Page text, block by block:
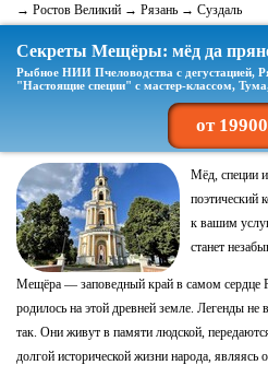
→ Ростов Великий → Рязань → Суздаль
Секреты Мещёры: мёд да
Рыбное НИИ Пчеловодства с дегустацией,
"Настоящие специи" с мастер-классом,
от
Мёд, специи
поэтический
к вашим
станет
Мещёра — заповедный край в самом сердце
родилось на этой древней земле. Легенды
так. Они живут в памяти людской,
долгой исторической жизни народа, являясь